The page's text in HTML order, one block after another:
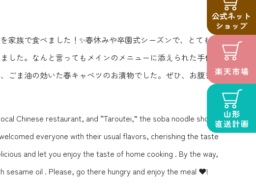
族で食べました！✨春休みや卒園式シーズンで、とても混
た。なんと言ってもメインのメニューに添えられた手作り
ごま油の効いた春キャベツのお漬物でした。ぜひ、お腹を空
Chinese restaurant, and “Taroutei,” the soba noodle shop in
everyone with their usual flavors, cherishing the taste
and let you enjoy the taste of home cooking . By the way,
sesame oil . Please, go there hungry and enjoy the meal ❤️!